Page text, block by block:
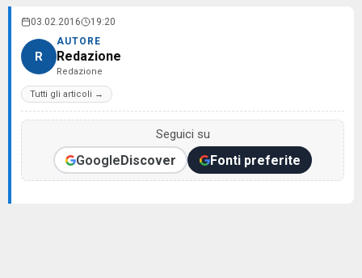
03.02.2016 19:20
R
AUTORE
Redazione
Redazione
Tutti gli articoli →
Seguici su
GoogleDiscover Fonti preferite